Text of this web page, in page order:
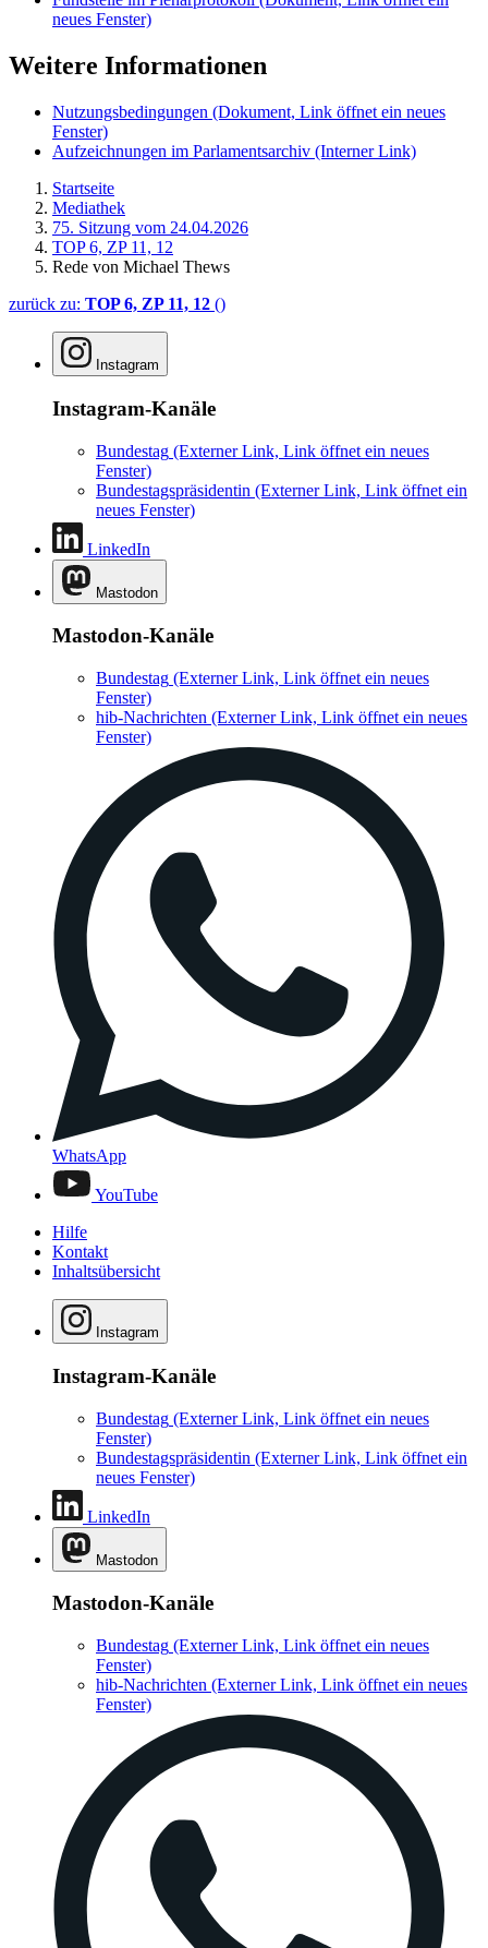
neues Fenster)
Weitere Informationen
Nutzungsbedingungen (Dokument, Link öffnet ein neues
Fenster)
Aufzeichnungen im Parlamentsarchiv (Interner Link)
Startseite
Mediathek
75. Sitzung vom 24.04.2026
TOP 6, ZP 11, 12
Rede von Michael Thews
zurück zu: TOP 6, ZP 11, 12 ()
Instagram
Instagram-Kanäle
Bundestag (Externer Link, Link öffnet ein neues
Fenster)
Bundestagspräsidentin (Externer Link, Link öffnet ein
neues Fenster)
LinkedIn
Mastodon
Mastodon-Kanäle
Bundestag (Externer Link, Link öffnet ein neues
Fenster)
hib-Nachrichten (Externer Link, Link öffnet ein neues
Fenster)
WhatsApp
YouTube
Hilfe
Kontakt
Inhaltsübersicht
Instagram
Instagram-Kanäle
Bundestag (Externer Link, Link öffnet ein neues
Fenster)
Bundestagspräsidentin (Externer Link, Link öffnet ein
neues Fenster)
LinkedIn
Mastodon
Mastodon-Kanäle
Bundestag (Externer Link, Link öffnet ein neues
Fenster)
hib-Nachrichten (Externer Link, Link öffnet ein neues
Fenster)